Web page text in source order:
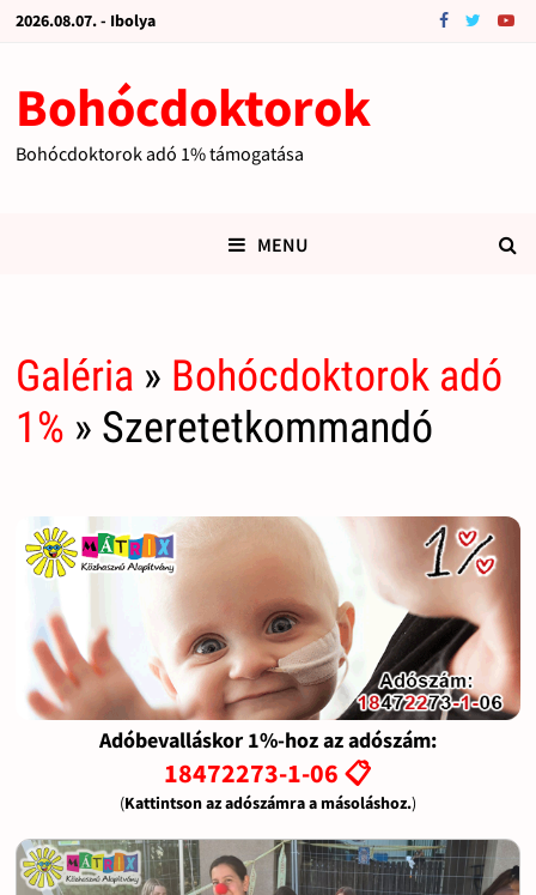
2026.08.07. - Ibolya
Bohócdoktorok
Bohócdoktorok adó 1% támogatása
MENU
Galéria » Bohócdoktorok adó
1% » Szeretetkommandó
Adóbevalláskor 1%-hoz az adószám:
18472273-1-06 📋
(Kattintson az adószámra a másoláshoz.)